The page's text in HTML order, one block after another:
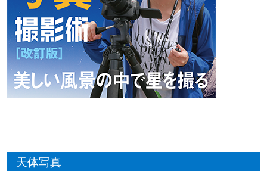
天体写真